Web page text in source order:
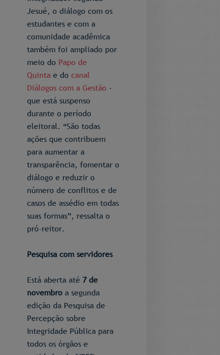
Jesué, o diálogo com os
estudantes e com a
comunidade acadêmica
também foi ampliado por
meio do Papo de
Quinta e do canal
Diálogos com a Gestão -
que está suspenso
durante o período
eleitoral. “São todas
ações que contribuem
para aumentar a
transparência, fomentar o
diálogo e reduzir o
número de conflitos e de
casos de assédio em todas
suas formas”, ressalta o
pró-reitor.
Pesquisa com servidores
Está aberta até 7 de
novembro a segunda
edição da Pesquisa de
Percepção sobre
Integridade Pública para
todos os órgãos e